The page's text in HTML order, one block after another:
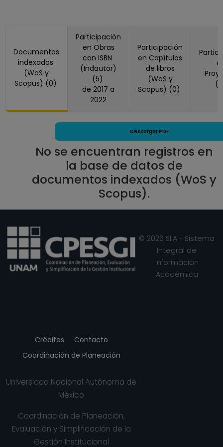
hasta 31-01-2024
PROFESOR
ASIGNATURA A TP
No Definitivo
Superiores, Unidad
Morelia, Michoacán
Desde 16-04-2022
hasta 30-10-2022
PROFESOR
ASIGNATURA A TP
No Definitivo
Morelia, Michoacán
Desde 01-02-2022
hasta 30-10-2022
PROFESOR
PROFESOR
de Estudios
Documentos
indexados
(WoS y
Scopus) (0)
Participación
en Obras
con ISBN
(Indautor)
(5)
de 2017 a
2022
Participación
en Capítulos
de libros
(WoS y
Scopus) (0)
Descargar PDF
No se encuentran registros en
la base de datos de
documentos indexados (WoS y
Scopus).
Créditos
Contacto
Coordinación de Planeación
Universidad Nacional Autónoma de
México
Coordinación de Planeación,
Evaluación y Simplificación de la
Gestión Institucional
© 2026 SIIA - Sistema
Integral de
Información
Académica